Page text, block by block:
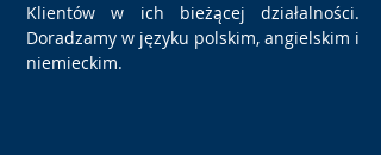
Klientów w ich bieżącej działalności.
Doradzamy w języku polskim, angielskim i
niemieckim.